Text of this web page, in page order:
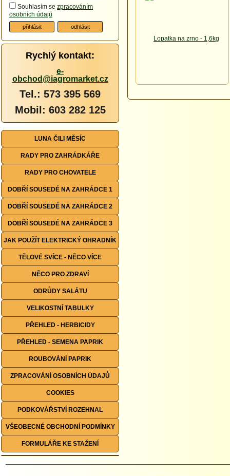
Souhlasím se zpracováním
osobních údajů
Rychlý kontakt:
e-
obchod@iagromarket.cz
Tel.: 573 395 569
Mobil: 603 282 125
LUNA ČILI MĚSÍC
RADY PRO ZAHRÁDKÁŘE
RADY PRO CHOVATELE
DOBŘÍ SOUSEDÉ NA ZAHRÁDCE 1
DOBŘÍ SOUSEDÉ NA ZAHRÁDCE 2
DOBŘÍ SOUSEDÉ NA ZAHRÁDCE 3
JAK POUŽÍT ELEKTRICKÝ OHRADNÍK
TĚLOVÉ SVÍCE - NĚCO VÍCE
NĚCO PRO ZDRAVÍ
ODRŮDY SALÁTU
VELIKOSTNÍ TABULKY
PŘEHLED - HERBICIDY
PŘEHLED - SEMENA PAPRIK
ROUBOVÁNÍ PAPRIK
ZPRACOVÁNÍ OSOBNÍCH ÚDAJŮ
COOKIES
PODKOVÁŘSTVÍ ROZEHNAL
VŠEOBECNÉ OBCHODNÍ PODMÍNKY
FORMULÁŘE KE STAŽENÍ